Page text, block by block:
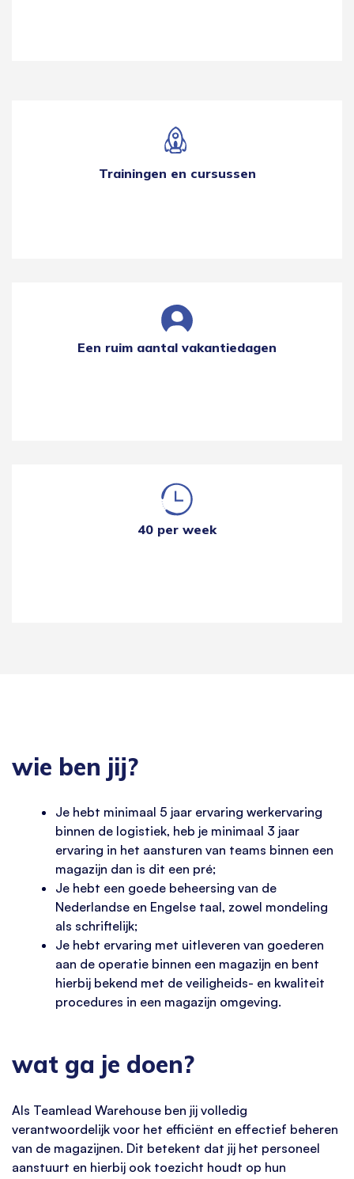
Trainingen en cursussen
Een ruim aantal vakantiedagen
40 per week
wie ben jij?
Je hebt minimaal 5 jaar ervaring werkervaring
binnen de logistiek, heb je minimaal 3 jaar
ervaring in het aansturen van teams binnen een
magazijn dan is dit een pré;
Je hebt een goede beheersing van de
Nederlandse en Engelse taal, zowel mondeling
als schriftelijk;
Je hebt ervaring met uitleveren van goederen
aan de operatie binnen een magazijn en bent
hierbij bekend met de veiligheids- en kwaliteit
procedures in een magazijn omgeving.
wat ga je doen?
Als Teamlead Warehouse ben jij volledig
verantwoordelijk voor het efficiënt en effectief beheren
van de magazijnen. Dit betekent dat jij het personeel
aanstuurt en hierbij ook toezicht houdt op hun